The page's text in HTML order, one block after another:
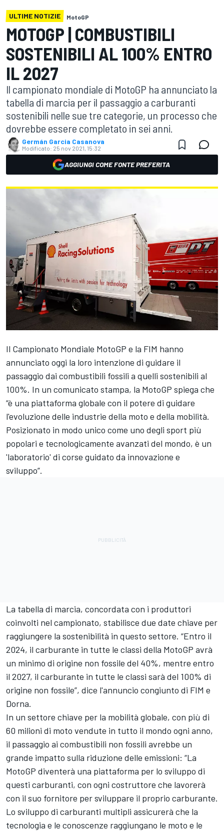
ULTIME NOTIZIE MotoGP
MOTOGP | COMBUSTIBILI
SOSTENIBILI AL 100% ENTRO
IL 2027
Il campionato mondiale di MotoGP ha annunciato la
tabella di marcia per il passaggio a carburanti
sostenibili nelle sue tre categorie, un processo che
dovrebbe essere completato in sei anni.
Germán Garcia Casanova
Modificato: 25 nov 2021, 15:32
AGGIUNGI COME FONTE PREFERITA
Il Campionato Mondiale MotoGP e la FIM hanno
annunciato oggi la loro intenzione di guidare il
passaggio dai combustibili fossili a quelli sostenibili al
100%. In un comunicato stampa, la MotoGP spiega che
“è una piattaforma globale con il potere di guidare
l'evoluzione delle industrie della moto e della mobilità.
Posizionato in modo unico come uno degli sport più
popolari e tecnologicamente avanzati del mondo, è un
'laboratorio' di corse guidato da innovazione e
sviluppo”.
La tabella di marcia, concordata con i produttori
coinvolti nel campionato, stabilisce due date chiave per
raggiungere la sostenibilità in questo settore. “Entro il
2024, il carburante in tutte le classi della MotoGP avrà
un minimo di origine non fossile del 40%, mentre entro
il 2027, il carburante in tutte le classi sarà del 100% di
origine non fossile”, dice l'annuncio congiunto di FIM e
Dorna.
In un settore chiave per la mobilità globale, con più di
60 milioni di moto vendute in tutto il mondo ogni anno,
il passaggio ai combustibili non fossili avrebbe un
grande impatto sulla riduzione delle emissioni: “La
MotoGP diventerà una piattaforma per lo sviluppo di
questi carburanti, con ogni costruttore che lavorerà
con il suo fornitore per sviluppare il proprio carburante.
Lo sviluppo di carburanti multipli assicurerà che la
tecnologia e le conoscenze raggiungano le moto e le